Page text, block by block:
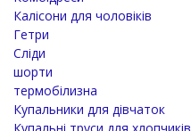
Калісони для чоловіків
Гетри
Сліди
шорти
термобілизна
Купальники для дівчаток